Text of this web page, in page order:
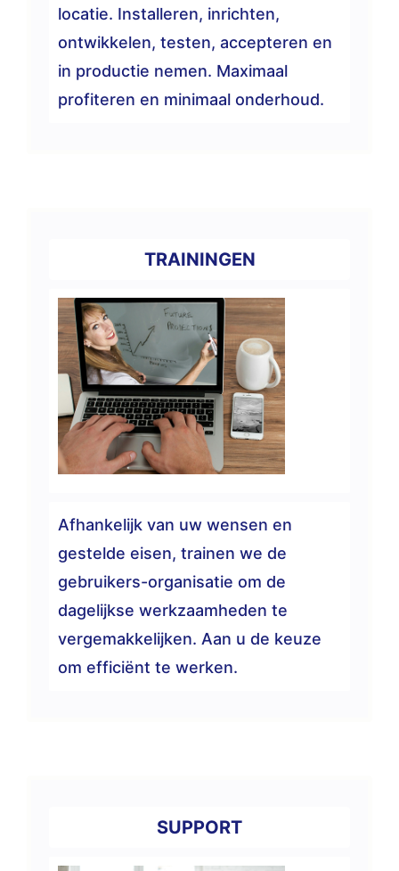
locatie. Installeren, inrichten,
ontwikkelen, testen, accepteren en
in productie nemen. Maximaal
profiteren en minimaal onderhoud.
TRAININGEN
Afhankelijk van uw wensen en
gestelde eisen, trainen we de
gebruikers-organisatie om de
dagelijkse werkzaamheden te
vergemakkelijken. Aan u de keuze
om efficiënt te werken.
SUPPORT